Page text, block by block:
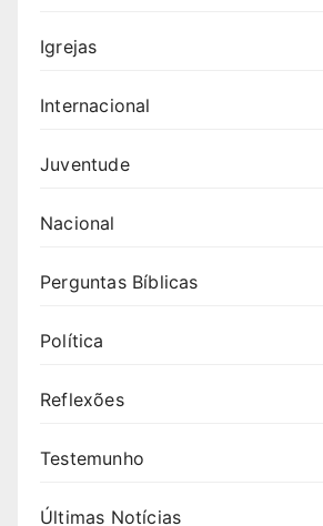
Igrejas
Internacional
Juventude
Nacional
Perguntas Bíblicas
Política
Reflexões
Testemunho
Últimas Notícias